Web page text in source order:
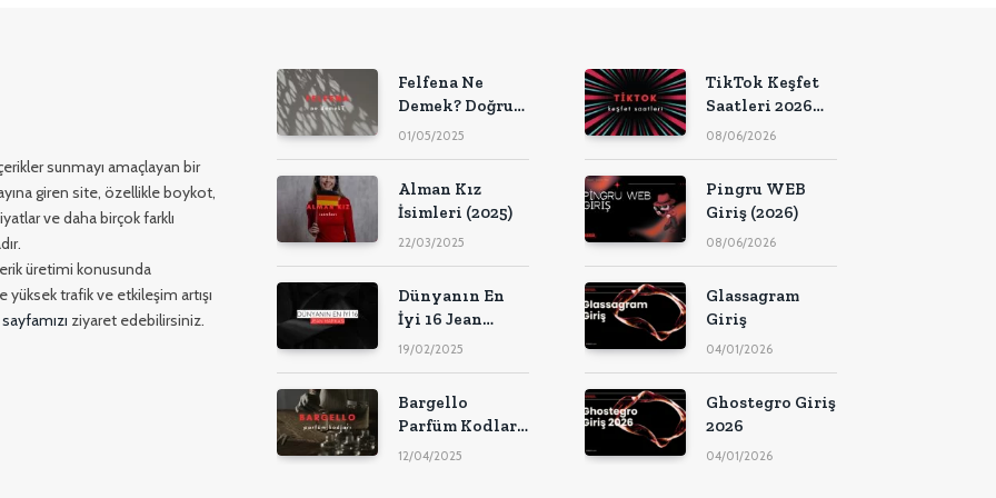
sunmayı amaçlayan bir
giren site, özellikle boykot,
ve daha birçok farklı
üretimi konusunda
trafik ve etkileşim artışı
ziyaret edebilirsiniz.
Felfena Ne
Demek? Doğru
Anlamı
01/05/2025
Alman Kız
İsimleri (2025)
22/03/2025
Dünyanın En
İyi 16 Jean
Markası
19/02/2025
Bargello
Parfüm Kodları
(Tam Liste) –
12/04/2025
TikTok Keşfet
Saatleri 2026
(Güncel Liste)
08/06/2026
Pingru WEB
Giriş (2026)
08/06/2026
Glassagram
Giriş
04/01/2026
Ghostegro Giriş
2026
04/01/2026